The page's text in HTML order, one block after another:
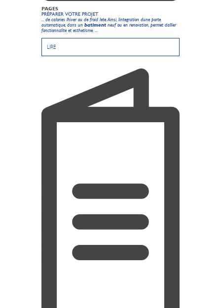
PAGES
PRÉPARER VOTRE PROJET
... de calories lhiver ou de froid lete. Ainsi, lintegration dune porte
automatique, dans un batiment neuf ou en renovation, permet dallier
fonctionnalite et esthetisme. ...
LIRE